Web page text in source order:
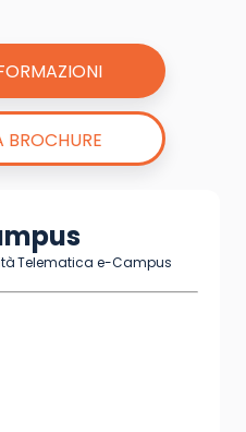
BROCHURE
Telematica e-Campus